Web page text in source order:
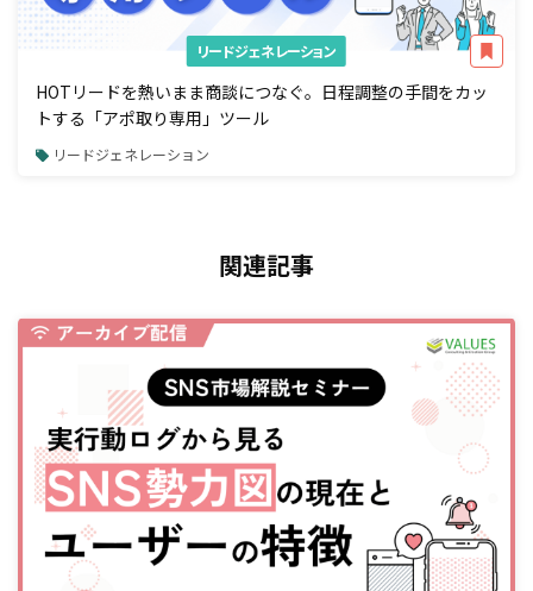
リードジェネレーション
HOTリードを熱いまま商談につなぐ。日程調整の手間をカッ
トする「アポ取り専用」ツール
リードジェネレーション
関連記事